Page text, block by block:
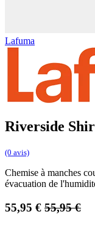
Lafuma
Riverside
(0 avis)
Chemise à manches
évacuation de
55,95 € 55,95€